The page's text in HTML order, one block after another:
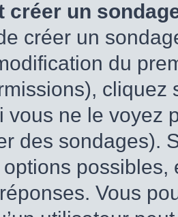
créer un
créer un
du
cliquez
vous ne le voyez
des sondages).
Vous